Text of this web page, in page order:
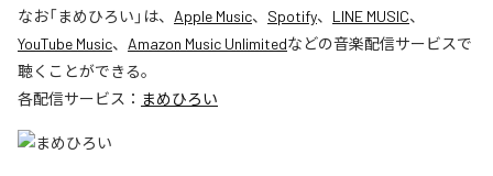
なお「まめひろい 」は、 Apple Music、 Spotify、 LINE MUSIC、
YouTube Music、 Amazon Music Unlimitedなどの音楽配信サービスで
聴くことができる。
各配信サービス： まめひろい